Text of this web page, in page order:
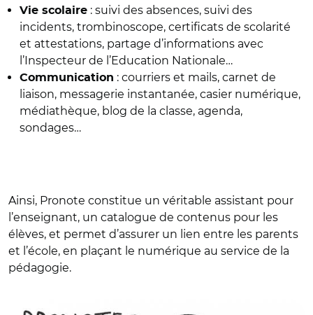
Vie scolaire : suivi des absences, suivi des
incidents, trombinoscope, certificats de scolarité
et attestations, partage d’informations avec
l’Inspecteur de l’Education Nationale…
Communication : courriers et mails, carnet de
liaison, messagerie instantanée, casier numérique,
médiathèque, blog de la classe, agenda,
sondages…
Ainsi, Pronote constitue un véritable assistant pour
l’enseignant, un catalogue de contenus pour les
élèves, et permet d’assurer un lien entre les parents
et l’école, en plaçant le numérique au service de la
pédagogie.